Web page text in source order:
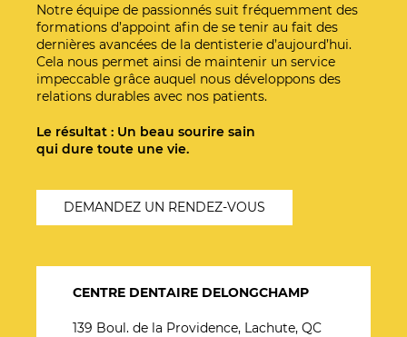
Notre équipe de passionnés suit fréquemment des
formations d’appoint afin de se tenir au fait des
dernières avancées de la dentisterie d’aujourd’hui.
Cela nous permet ainsi de maintenir un service
impeccable grâce auquel nous développons des
relations durables avec nos patients.
Le résultat : Un beau sourire sain
qui dure toute une vie.
DEMANDEZ UN RENDEZ-VOUS
CENTRE DENTAIRE DELONGCHAMP
139 Boul. de la Providence, Lachute, QC